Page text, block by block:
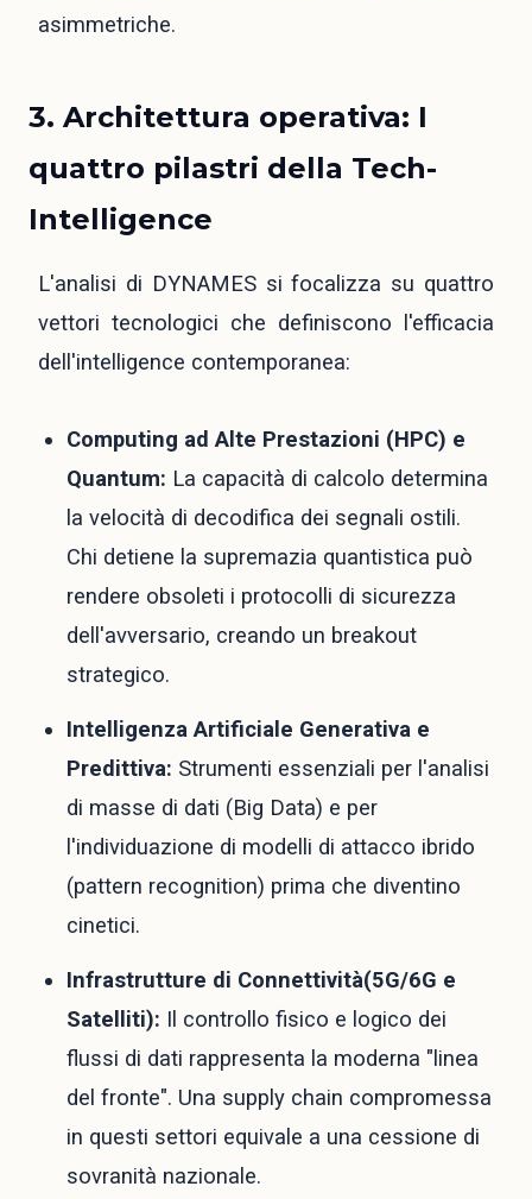
asimmetriche.
3. Architettura operativa: I
quattro pilastri della Tech-
Intelligence
L'analisi di DYNAMES si focalizza su quattro
vettori tecnologici che definiscono l'efficacia
dell'intelligence contemporanea:
Computing ad Alte Prestazioni (HPC) e
Quantum: La capacità di calcolo determina
la velocità di decodifica dei segnali ostili.
Chi detiene la supremazia quantistica può
rendere obsoleti i protocolli di sicurezza
dell'avversario, creando un breakout
strategico.
Intelligenza Artificiale Generativa e
Predittiva: Strumenti essenziali per l'analisi
di masse di dati (Big Data) e per
l'individuazione di modelli di attacco ibrido
(pattern recognition) prima che diventino
cinetici.
Infrastrutture di Connettività(5G/6G e
Satelliti): Il controllo fisico e logico dei
flussi di dati rappresenta la moderna "linea
del fronte". Una supply chain compromessa
in questi settori equivale a una cessione di
sovranità nazionale.